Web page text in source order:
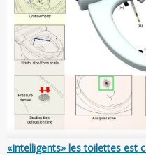
«Intelligents» les toilettes est